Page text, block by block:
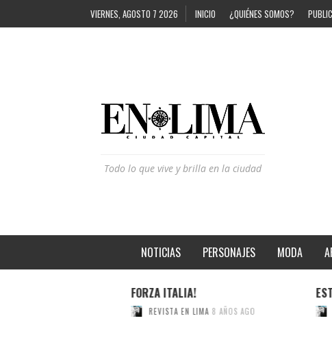
VIERNES, AGOSTO 7 2026 INICIO ¿QUIÉNES SOMOS?
Todo lo que vive y brilla en la ciudad
NOTICIAS PERSONAJES MODA
FORZA ITALIA!
REVISTA EN LIMA 8 AÑOS AGO
ESTOS
REVISTA